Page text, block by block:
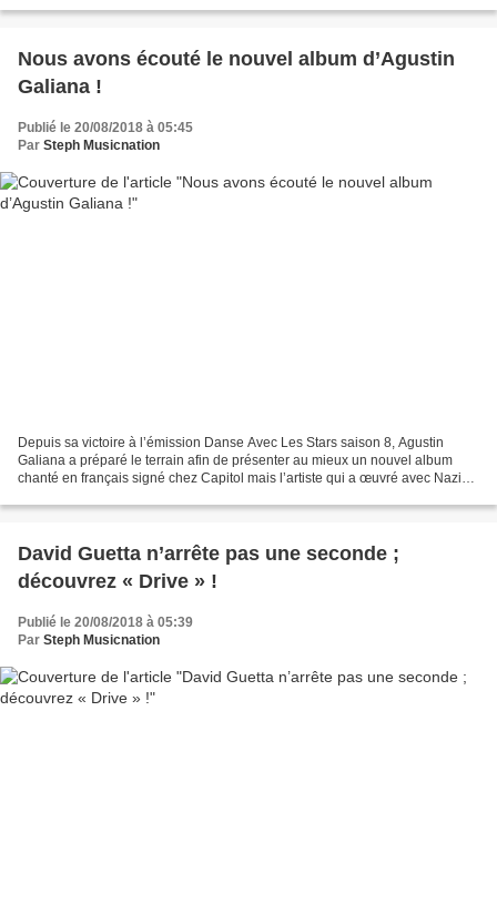
Nous avons écouté le nouvel album d’Agustin
Galiana !
Publié le 20/08/2018 à 05:45
Par Steph Musicnation
Depuis sa victoire à l’émission Danse Avec Les Stars saison 8, Agustin
Galiana a préparé le terrain afin de présenter au mieux un nouvel album
chanté en français signé chez Capitol mais l’artiste qui a œuvré avec Nazim
David Guetta n’arrête pas une seconde ;
découvrez « Drive » !
Publié le 20/08/2018 à 05:39
Par Steph Musicnation